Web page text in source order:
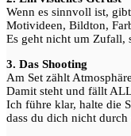
Wenn es sinnvoll ist,
Motivideen, Bildton,
Es geht nicht um Zufall,
3. Das Shooting
Am Set zählt
Damit steht und fällt
Ich führe klar, halte die
dass du dich nicht